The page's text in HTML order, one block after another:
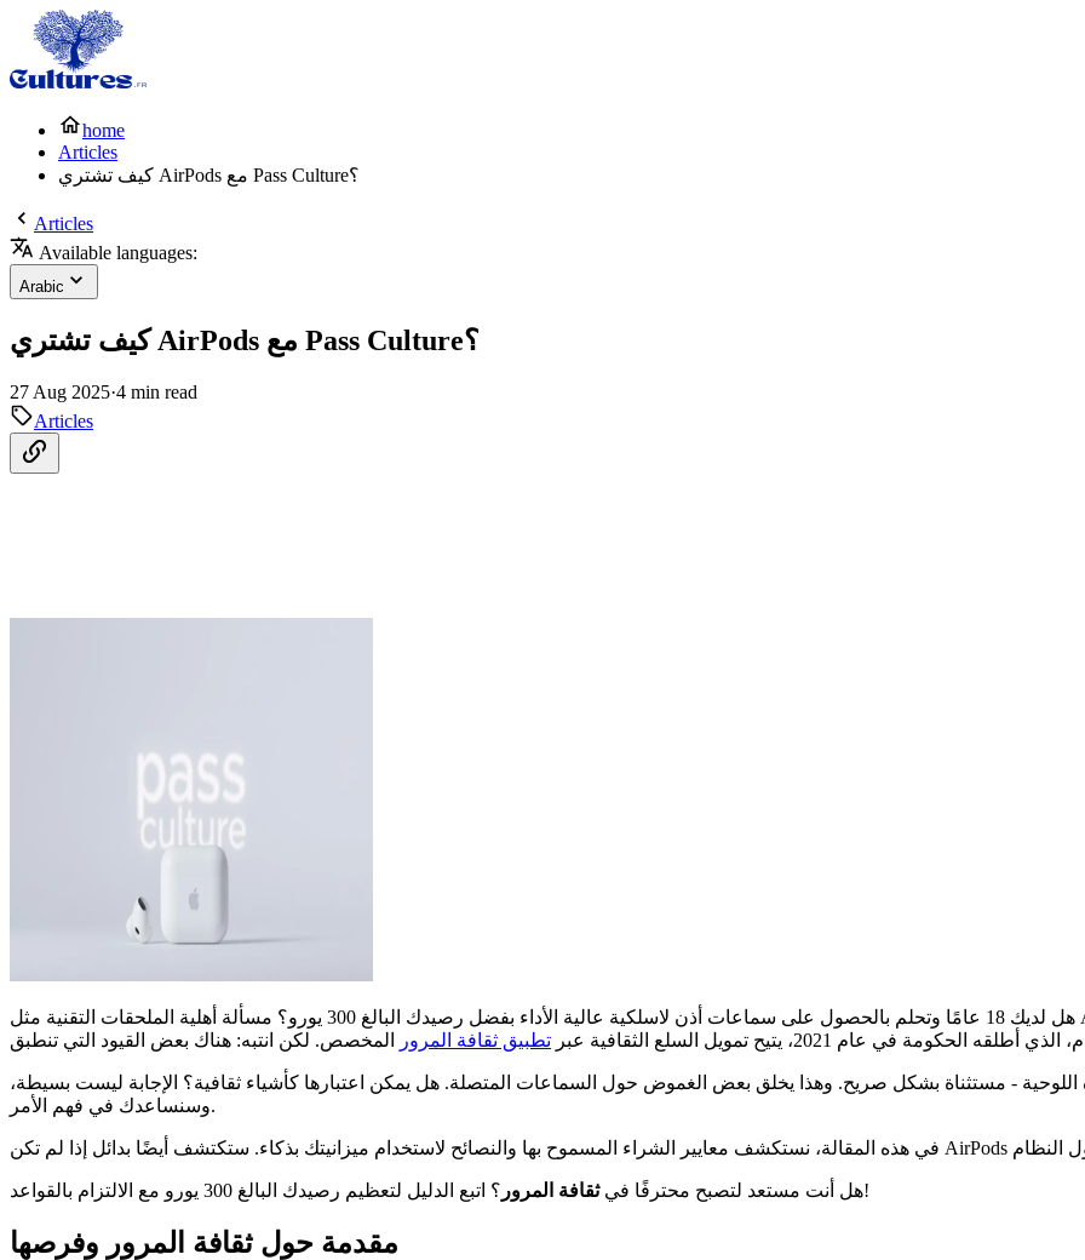
home
Articles
كيف تشتري AirPods مع Pass Culture؟
Articles
Available languages:
Arabic
كيف تشتري AirPods مع Pass Culture؟
27 Aug 2025·4 min read
Articles
هل لديك 18 عامًا وتحلم بالحصول على سماعات أذن لاسلكية عالية الأداء بفضل رصيدك البالغ 300 يورو؟ مسألة أهلية الملحقات التقنية مثل AirPods لبرنامج ثقافة المرور تثير تساؤلات كثيرة بين الشباب. هذا
أطلقه الحكومة في عام 2021، يتيح تمويل السلع الثقافية عبر
تطبيق ثقافة المرور
اللوحية - مستثناة بشكل صريح. وهذا يخلق بعض الغموض حول السماعات المتصلة. هل يمكن اعتبارها كأشياء ثقافية؟ الإجابة ليست بسيطة،
وسنساعدك في فهم الأمر.
هل أنت مستعد لتصبح محترفًا فيثقافة المرور ؟ اتبع الدليل لتعظيم رصيدك البالغ 300 يورو مع الالتزام بالقواعد!
مقدمة حول ثقافة المرور وفرصها